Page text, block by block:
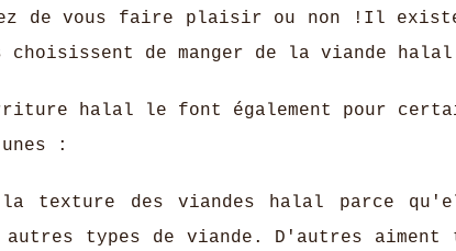
de vous faire plaisir ou non !Il
choisissent de manger de la viande
halal le font également pour
:
texture des viandes halal parce
types de viande. D'autres aiment